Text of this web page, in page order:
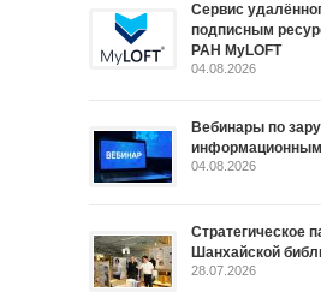
Сервис
подписным
РАН MyLOFT
04.08.2026
Вебинары по
04.08.2026
Стратегическое
Шанхайской
28.07.2026